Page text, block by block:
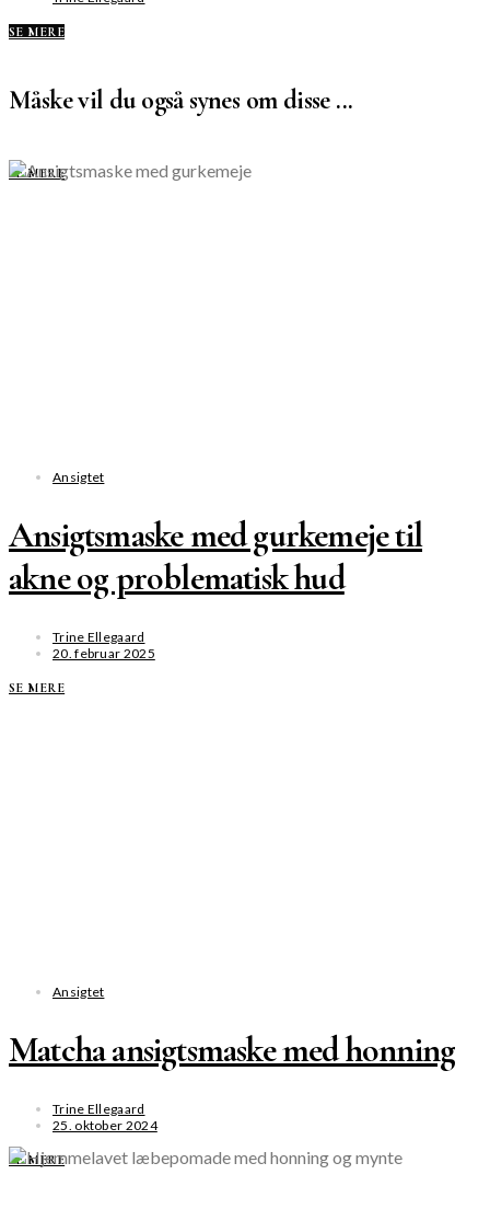
SE MERE
Måske vil du også synes om disse ...
SE MERE
Ansigtet
Ansigtsmaske med gurkemeje til
akne og problematisk hud
Trine Ellegaard
20. februar 2025
SE MERE
Ansigtet
Matcha ansigtsmaske med honning
Trine Ellegaard
25. oktober 2024
SE MERE